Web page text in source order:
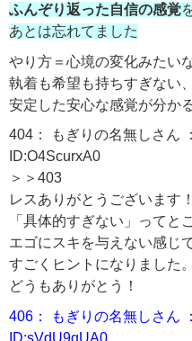
ふんぞり返った自信の感覚
あとは忘れてました
やり方＝心境の変化みたい
執着も希望も持ちすぎない、
安定した安心な感覚が分か
404： もぎりの名無しさん
ID:O4ScurxA0
＞＞403
レスありがとうございます！
「具体的すぎない」ってと
エゴにスキを与えない感じ
すごくヒントになりました。
どうもありがとう！
406： もぎりの名無しさん
ID:sVdU9gUA0